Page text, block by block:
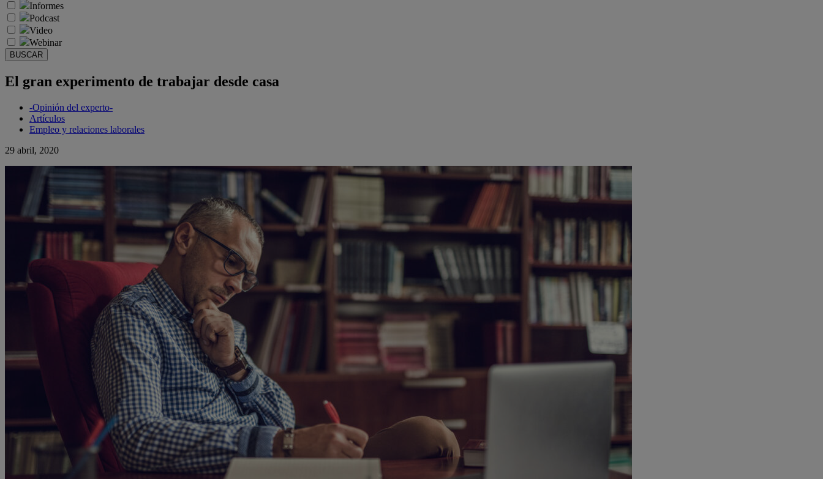
Informes
Podcast
Video
Webinar
BUSCAR
El gran experimento de trabajar desde casa
-Opinión del experto-
Artículos
Empleo y relaciones laborales
29 abril, 2020